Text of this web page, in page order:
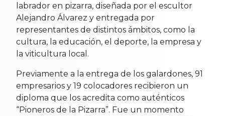
labrador en pizarra, diseñada por el escultor
Alejandro Álvarez y entregada por
representantes de distintos ámbitos, como la
cultura, la educación, el deporte, la empresa y
la viticultura local.
Previamente a la entrega de los galardones, 91
empresarios y 19 colocadores recibieron un
diploma que los acredita como auténticos
“Pioneros de la Pizarra”. Fue un momento